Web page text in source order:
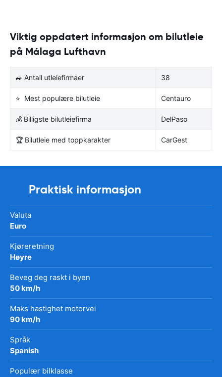
Viktig oppdatert informasjon om bilutleie
på Málaga Lufthavn
🚙 Antall utleiefirmaer 38
⭐ Mest populære bilutleie Centauro
💰 Billigste bilutleiefirma DelPaso
🏆 Bilutleie med toppkarakter CarGest
Praktisk informasjon
Valuta
Euro
Kjøreretning
Høyre
Beveg deg raskt i byen
50 km/h
Maks hastighet motorvei
90 km/h
Språk
Spanish
Populær bilklasse